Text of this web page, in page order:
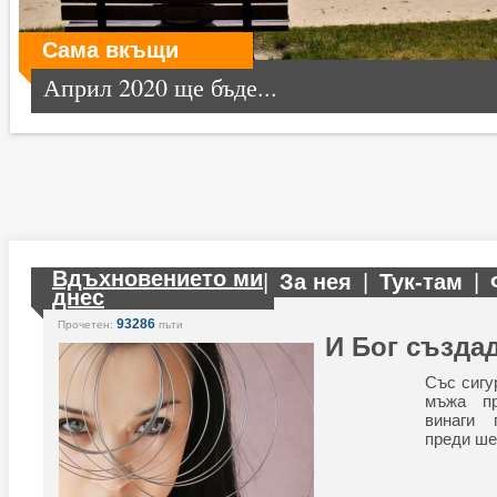
Сама вкъщи
Април 2020 ще бъде...
Вдъхновението ми
днес
За нея Тук-там
Прочетен: 93286 пъти
И Бог
Със
мъжа
винаги
преди